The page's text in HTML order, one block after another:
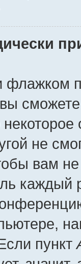
флажком
не
вам
пункт